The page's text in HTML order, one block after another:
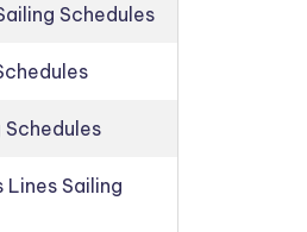
Schedules
Schedules
Lines Sailing